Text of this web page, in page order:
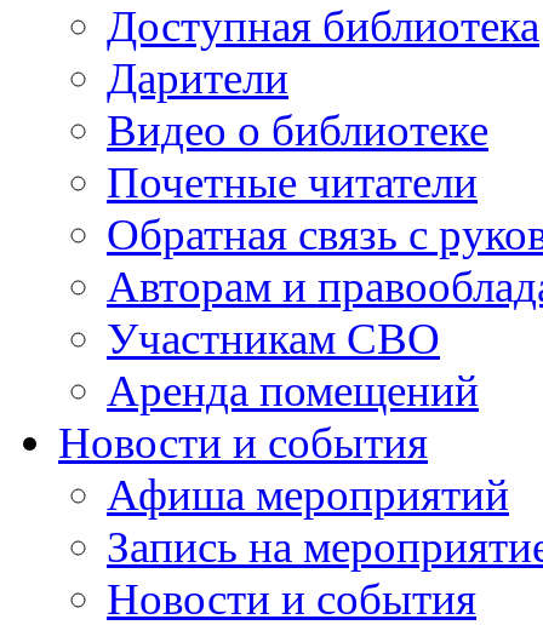
Доступная библиотека
Дарители
Видео о библиотеке
Почетные читатели
Обратная связь с
Авторам и
Участникам СВО
Аренда помещений
Новости и события
Афиша мероприятий
Запись на
Новости и события